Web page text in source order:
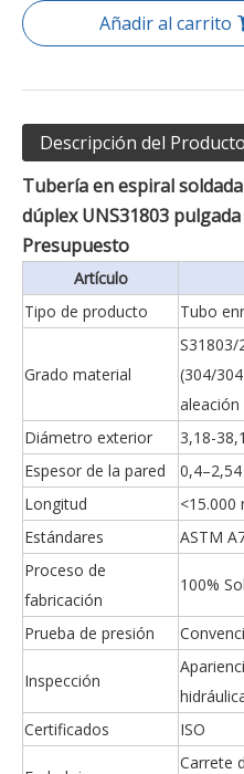
Añadir al carrito
Descripción del Producto
Tubería en espiral
dúplex UNS31803
Presupuesto
Artículo
Tipo de producto
Tubo
Grado material
S31803/
(304/
aleación
Diámetro exterior
3,18-
Espesor de la pared
Longitud
<15.000
Estándares
ASTM
Proceso de
fabricación
100%
Prueba de presión
Inspección
Certificados
ISO
Carrete